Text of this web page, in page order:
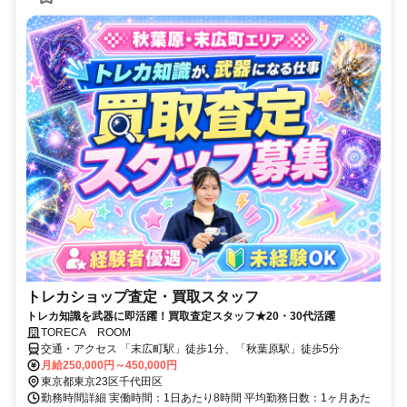
トレカショップ査定・買取スタッフ
トレカ知識を武器に即活躍！買取査定スタッフ★20・30代活躍
TORECA ROOM
交通・アクセス 「末広町駅」徒歩1分、「秋葉原駅」徒歩5分
月給250,000円～450,000円
東京都東京23区千代田区
勤務時間詳細 実働時間：1日あたり8時間 平均勤務日数：1ヶ月あた